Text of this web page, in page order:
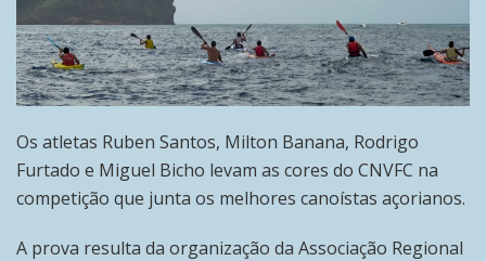
Os atletas Ruben Santos, Milton Banana, Rodrigo
Furtado e Miguel Bicho levam as cores do CNVFC na
competição que junta os melhores canoístas açorianos.
A prova resulta da organização da Associação Regional